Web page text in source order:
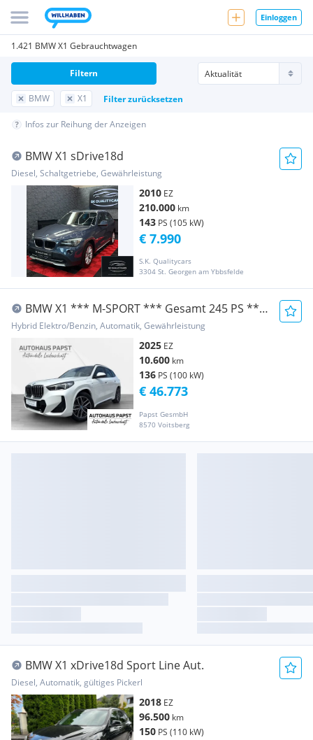
Einloggen
1.421 BMW X1 Gebrauchtwagen
BMW X1 Filter zurücksetzen
Filtern
Infos zur Reihung der Anzeigen
BMW X1 sDrive18d
Diesel, Schaltgetriebe, Gewährleistung
2010 EZ
210.000 km
143 PS (105 kW)
S.K. Qualitycars
3304 St. Georgen am Ybbsfelde
€ 7.990
BMW X1 *** M-SPORT *** Gesamt 245 PS ***
90 km elek...
Hybrid Elektro/Benzin, Automatik, Gewährleistung
2025 EZ
10.600 km
136 PS (100 kW)
Papst GesmbH
8570 Voitsberg
€ 46.773
BMW X1 xDrive18d Sport Line Aut.
Diesel, Automatik, gültiges Pickerl
2018 EZ
96.500 km
150 PS (110 kW)